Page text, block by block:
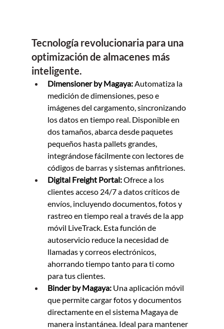
Tecnología revolucionaria para una
optimización de almacenes más
inteligente.
Dimensioner by Magaya: Automatiza la
medición de dimensiones, peso e
imágenes del cargamento, sincronizando
los datos en tiempo real. Disponible en
dos tamaños, abarca desde paquetes
pequeños hasta pallets grandes,
integrándose fácilmente con lectores de
códigos de barras y sistemas anfitriones.
Digital Freight Portal: Ofrece a los
clientes acceso 24/7 a datos críticos de
envíos, incluyendo documentos, fotos y
rastreo en tiempo real a través de la app
móvil LiveTrack. Esta función de
autoservicio reduce la necesidad de
llamadas y correos electrónicos,
ahorrando tiempo tanto para ti como
para tus clientes.
Binder by Magaya: Una aplicación móvil
que permite cargar fotos y documentos
directamente en el sistema Magaya de
manera instantánea. Ideal para mantener